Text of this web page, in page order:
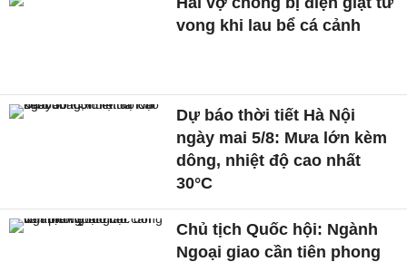
vong khi lau bể cá cảnh
Dự báo thời tiết Hà Nội
ngày mai 5/8: Mưa lớn kèm
dông, nhiệt độ cao nhất
30°C
Chủ tịch Quốc hội: Ngành
Ngoại giao cần tiên phong